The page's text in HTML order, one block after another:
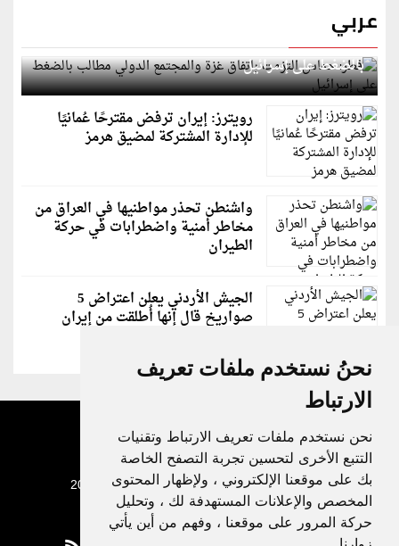
نحنُ نستخدم ملفات تعريف
الارتباط
نحن نستخدم ملفات تعريف الارتباط وتقنيات
التتبع الأخرى لتحسين تجربة التصفح الخاصة
بك على موقعنا الإلكتروني ، ولإظهار المحتوى
المخصص والإعلانات المستهدفة لك ، وتحليل
حركة المرور على موقعنا ، وفهم من أين يأتي
عربي
قطر: حماس التزمت باتفاق غزة والمجتمع الدولي مطالب
بالضغط على إسرائيل
رويترز: إيران ترفض مقترحًا عُمانيًا
للإدارة المشتركة لمضيق هرمز
واشنطن تحذر مواطنيها في العراق من
مخاطر أمنية واضطرابات في حركة
الطيران
الجيش الأردني يعلن اعتراض 5
صواريخ قال إنها أُطلقت من إيران
جميع الحقوق محفوظة لدنيا الوطن © 2003 - 2022